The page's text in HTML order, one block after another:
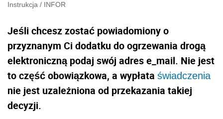
Instrukcja / INFOR
Jeśli chcesz zostać powiadomiony o
przyznanym Ci dodatku do ogrzewania drogą
elektroniczną podaj swój adres e_mail. Nie jest
to część obowiązkowa, a wypłata świadczenia
nie jest uzależniona od przekazania takiej
decyzji.